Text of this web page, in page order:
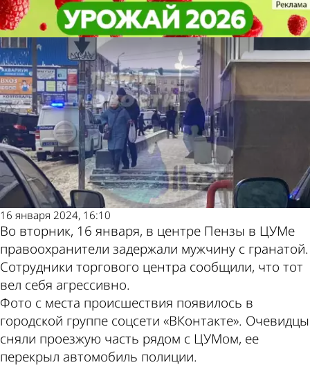
В Пензе в ЦУМе задержали
мужчину с гранатой
Происшествия
16 января 2024, 16:10
Во вторник, 16 января, в центре Пензы в ЦУМе
правоохранители задержали мужчину с гранатой.
Сотрудники торгового центра сообщили, что тот
вел себя агрессивно.
Фото с места происшествия появилось в
городской группе соцсети «ВКонтакте». Очевидцы
сняли проезжую часть рядом с ЦУМом, ее
перекрыл автомобиль полиции.
В Пензе в ЦУМе задержали
мужчину с гранатой
Происшествия
Другие новости по
теме
Погода и курсы
валют в Пензе